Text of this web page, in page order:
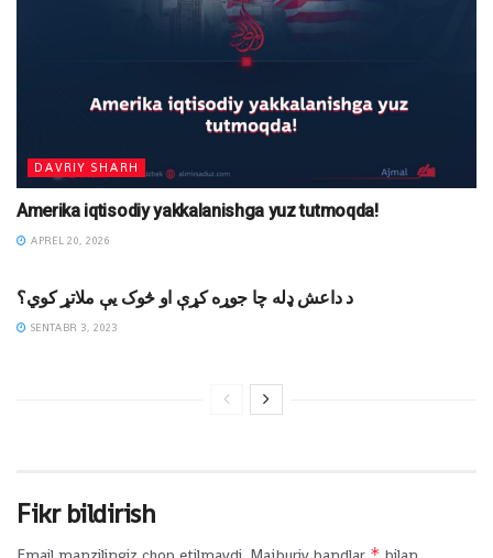
DAVRIY SHARH
Amerika iqtisodiy yakkalanishga yuz tutmoqda!
APREL 20, 2026
د داعش ډله چا جوړه کړې او څوک يې ملاتړ کوي؟
SENTABR 3, 2023
Fikr bildirish